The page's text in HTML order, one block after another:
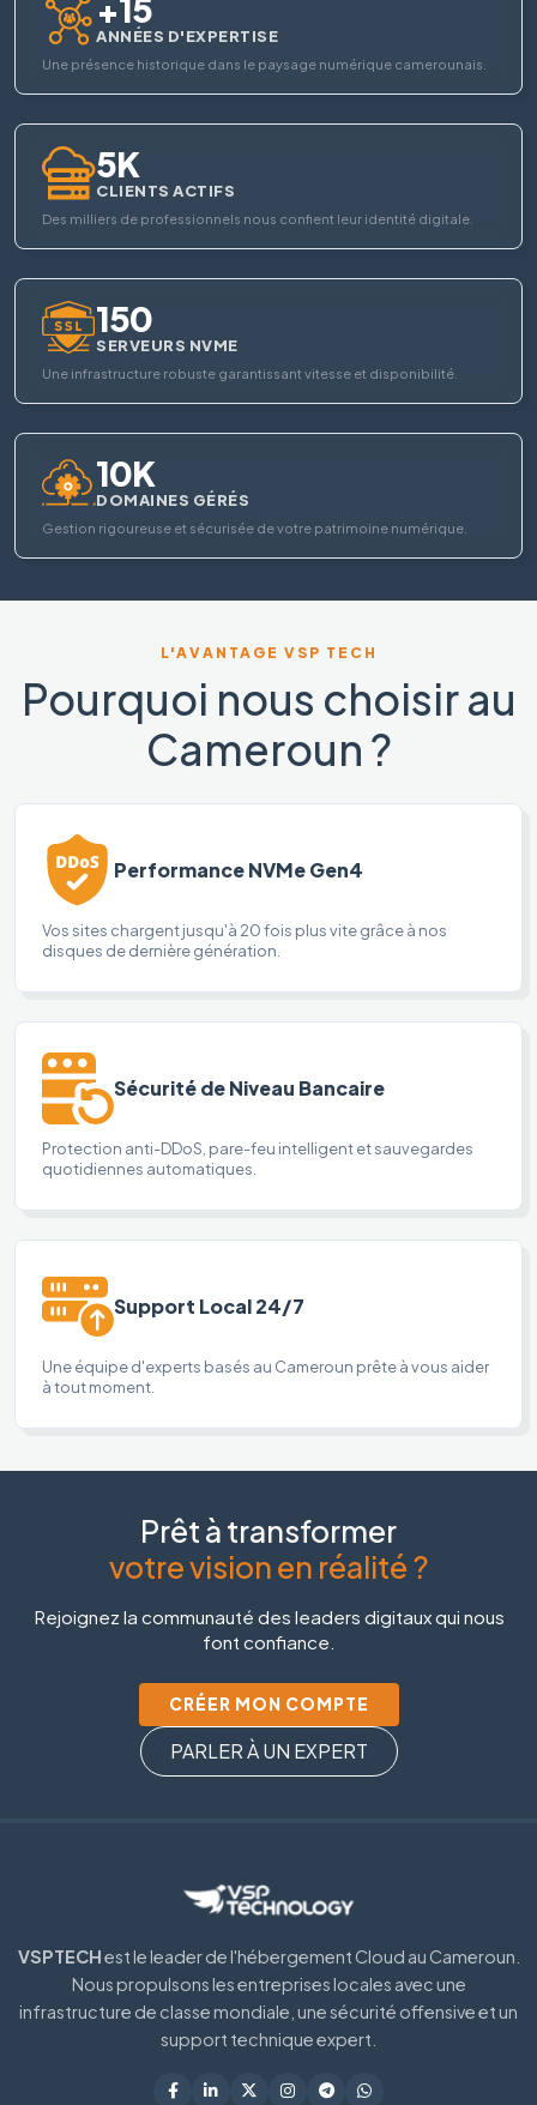
ANNÉES D'EXPERTISE
Une présence historique dans le paysage numérique camerounais.
5K
CLIENTS ACTIFS
Des milliers de professionnels nous confient leur identité digitale.
150
SERVEURS NVME
Une infrastructure robuste garantissant vitesse et disponibilité.
10K
DOMAINES GÉRÉS
Gestion rigoureuse et sécurisée de votre patrimoine numérique.
L'AVANTAGE VSP TECH
Pourquoi nous choisir au
Cameroun ?
Performance NVMe Gen4
Vos sites chargent jusqu'à 20 fois plus vite grâce à nos
disques de dernière génération.
Sécurité de Niveau Bancaire
Protection anti-DDoS, pare-feu intelligent et sauvegardes
quotidiennes automatiques.
Support Local 24/7
Une équipe d'experts basés au Cameroun prête à vous aider
à tout moment.
Prêt à transformer
votre vision en réalité ?
Rejoignez la communauté des leaders digitaux qui nous
font confiance.
CRÉER MON COMPTE
PARLER À UN EXPERT
VSPTECHest le leader de l'hébergement Cloud au Cameroun.
Nous propulsons les entreprises locales avec une
infrastructure de classe mondiale, une sécurité offensive et un
support technique expert.